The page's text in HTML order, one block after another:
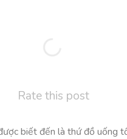
Rate this post
biết đến là thứ đồ uống